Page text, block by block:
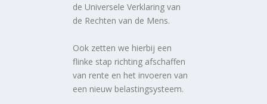
de Universele Verklaring van
de Rechten van de Mens.
Ook zetten we hierbij een
flinke stap richting afschaffen
van rente en het invoeren van
een nieuw belastingsysteem.